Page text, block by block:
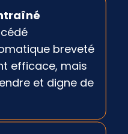
breveté
efficace, mais
et digne de